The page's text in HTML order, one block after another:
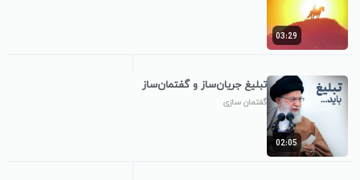
03:29
02:05
تبلیغ جریان‌ساز و گفتمان‌ساز
گفتمان سازی